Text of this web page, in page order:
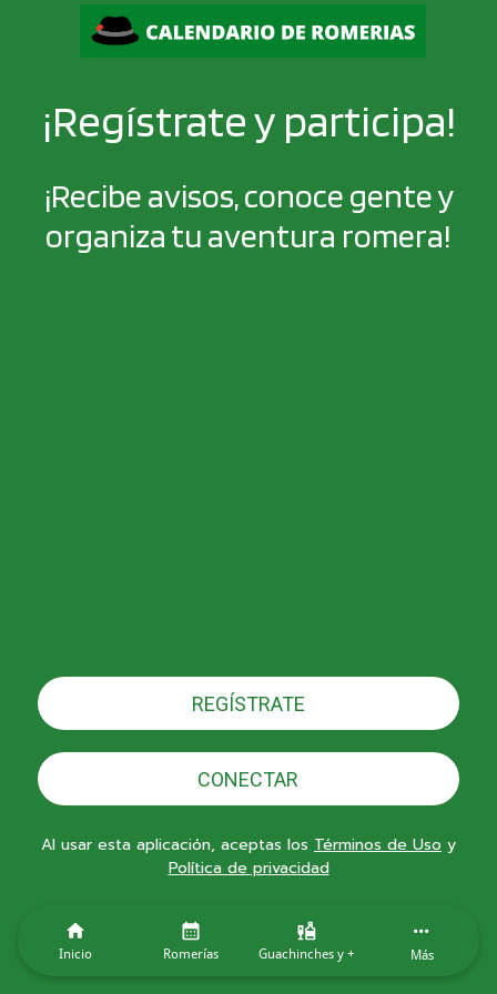
¡Regístrate y participa!
¡Recibe avisos, conoce gente y
organiza tu aventura romera!
REGÍSTRATE
CONECTAR
Al usar esta aplicación, aceptas los Términos de Uso y
Política de privacidad
Inicio Romerías Guachinches y + Más